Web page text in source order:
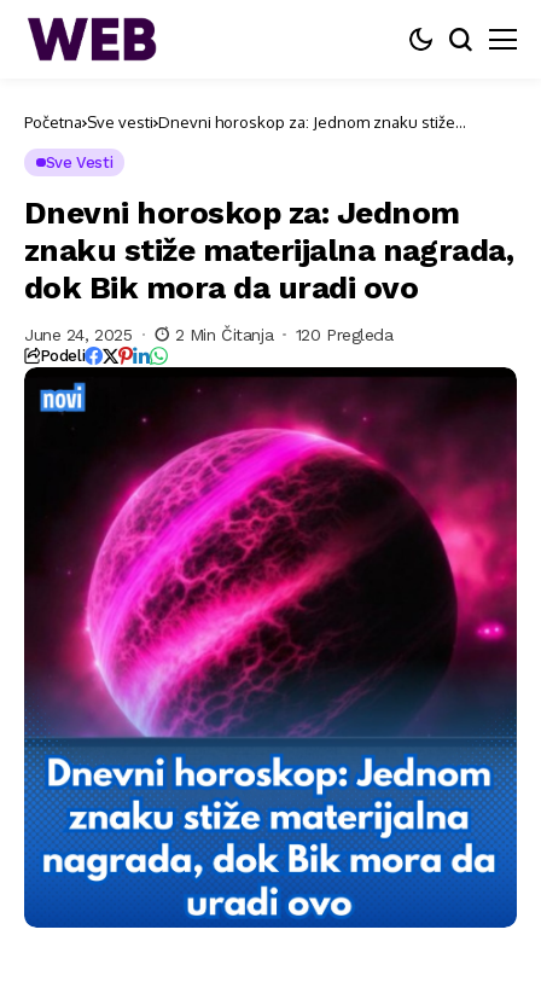
Početna Sve vesti Dnevni horoskop za: Jednom znaku stiže
Sve Vesti
Dnevni horoskop za: Jednom
znaku stiže materijalna nagrada,
dok Bik mora da uradi ovo
June 24, 2025 2 Min Čitanja 120 Pregleda
Podeli